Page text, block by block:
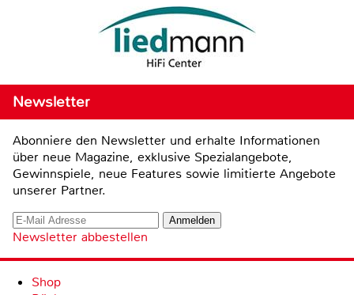
Newsletter
Abonniere den Newsletter und erhalte Informationen
über neue Magazine, exklusive Spezialangebote,
Gewinnspiele, neue Features sowie limitierte Angebote
unserer Partner.
Newsletter abbestellen
Shop